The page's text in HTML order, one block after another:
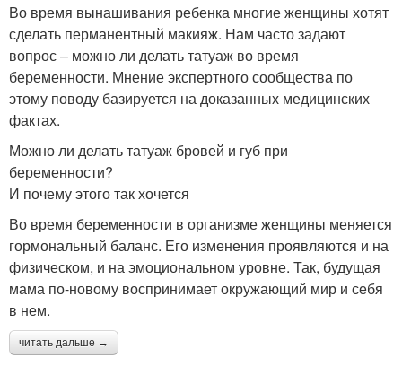
Во время вынашивания ребенка многие женщины хотят
сделать перманентный макияж. Нам часто задают
вопрос – можно ли делать татуаж во время
беременности. Мнение экспертного сообщества по
этому поводу базируется на доказанных медицинских
фактах.
Можно ли делать татуаж бровей и губ при
беременности?
И почему этого так хочется
Во время беременности в организме женщины меняется
гормональный баланс. Его изменения проявляются и на
физическом, и на эмоциональном уровне. Так, будущая
мама по-новому воспринимает окружающий мир и себя
в нем.
читать дальше →